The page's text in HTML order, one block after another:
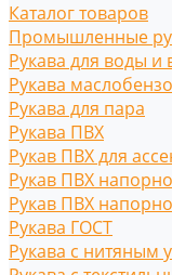
Каталог товаров
Промышленные
Рукава для воды и
Рукава
Рукава для пара
Рукава ПВХ
Рукав ПВХ для
Рукав ПВХ
Рукав ПВХ
Рукава ГОСТ
Рукава с нитяным